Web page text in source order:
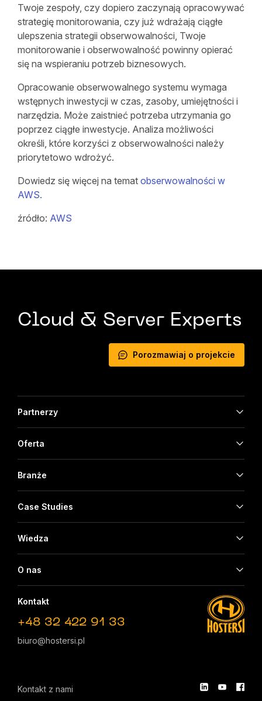
Twoje zespoły, czy dopiero zaczynają opracowywać
strategię monitorowania, czy już wdrażają ciągłe
ulepszenia strategii obserwowalności, Twoje
monitorowanie i obserwowalność powinny opierać
się na wspieraniu potrzeb biznesowych.
Opracowanie obserwowalnego systemu wymaga
wstępnych inwestycji w czas, zasoby, umiejętności i
narzędzia. Może zaistnieć potrzeba utrzymania go
poprzez ciągłe inwestycje. Analiza możliwości
określi, które korzyści z obserwowalności należy
priorytetowo wdrożyć.
Dowiedz się więcej na temat obserwowalności w
AWS.
źródło: AWS
Cloud & Server Experts
Porozmawiaj o projekcie
Partnerzy
Oferta
Branże
Case Studies
Wiedza
O nas
Kontakt
+48 32 422 91 33
biuro@hostersi.pl
Kontakt z nami